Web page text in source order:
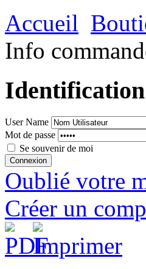
Accueil
Info
Identification
User Name
Mot de passe
Se souvenir de moi
Oublié votre
Créer un